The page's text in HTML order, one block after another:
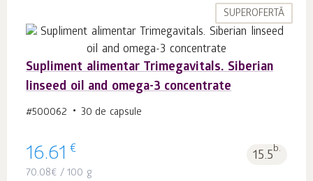
SUPEROFERTĂ
Supliment alimentar Trimegavitals. Siberian
linseed oil and omega-3 concentrate
#500062 30 de capsule
16.61 € 15.5b.
70.08€ / 100 g